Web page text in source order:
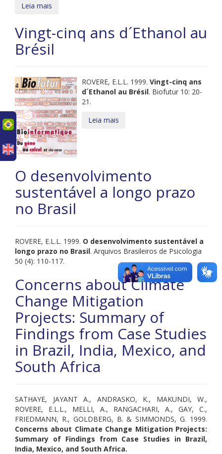
Leia mais
Vingt-cinq ans d´Ethanol au
Brésil
ROVERE, E.L.L. 1999. Vingt-cinq ans
d´Ethanol au Brésil. Biofutur 10: 20-
21.
Leia mais
O desenvolvimento
sustentável a longo prazo
no Brasil
ROVERE, E.L.L. 1999. O desenvolvimento sustentável a
longo prazo no Brasil. Arquivos Brasileiros de Psicologia
50 (4): 110-117.
Concerns about Climate
Change Mitigation
Projects: Summary of
Findings from Case Studies
in Brazil, India, Mexico, and
South Africa
SATHAYE, JAYANT A., ANDRASKO, K., MAKUNDI, W.,
ROVERE, E.L.L., MELLI, A., RANGACHARI, A., GAY, C.,
FRIEDMANN, R., GOLDBERG, B. & SIMMONDS, G. 1999.
Concerns about Climate Change Mitigation Projects:
Summary of Findings from Case Studies in Brazil,
India, Mexico, and South Africa.